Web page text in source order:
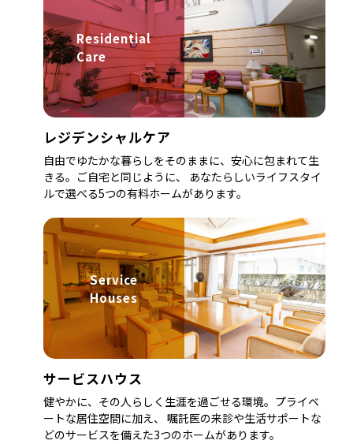
Residential
Care
レジデンシャルケア
自由でゆたかな暮らしをそのままに、安心に包まれて生
きる。ご自宅と同じように、 あなたらしいライフスタイ
ルで選べる5つの有料ホームがあります。
Service
Houses
サービスハウス
健やかに、その人らしく生涯を過ごせる環境。プライベ
ートな居住空間に加え、 嘱託医の来診や生活サポートな
どのサービスを備えた3つのホームがあります。